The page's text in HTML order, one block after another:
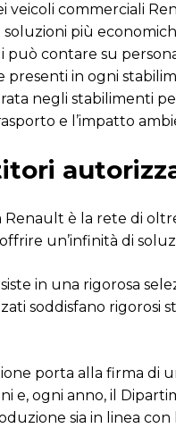
commerciali
più
contare su
presenti in ogni
negli stabilimenti
e l’impatto
Renault è la rete di
un’infinità di
in una rigorosa
soddisfano rigorosi
porta alla firma di
e, ogni anno, il
sia in linea